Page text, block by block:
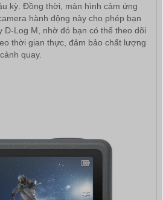
kỳ. Đồng thời, màn hình cảm ứng
hành động này cho phép bạn
D-Log M, nhờ đó bạn có thể theo dõi
thời gian thực, đảm bảo chất lượng
quay.